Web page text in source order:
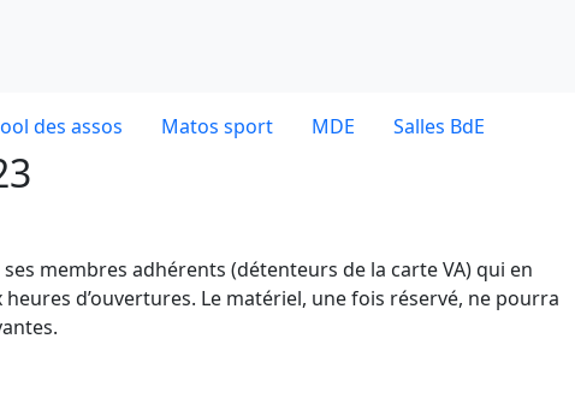
des assos Matos sport MDE Salles BdE
membres adhérents (détenteurs de la carte VA) qui en
d’ouvertures. Le matériel, une fois réservé, ne pourra